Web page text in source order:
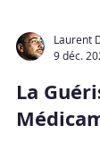
Laurent
9 déc.